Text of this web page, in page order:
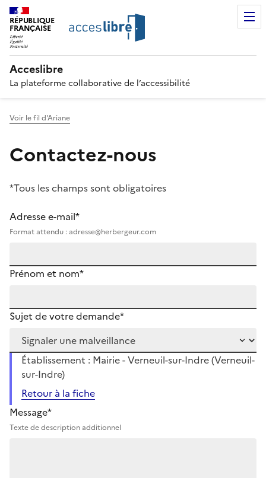
RÉPUBLIQUE
FRANÇAISE
Acceslibre
La plateforme collaborative de l’accessibilité
Voir le fil d'Ariane
Contactez-nous
*Tous les champs sont obligatoires
Adresse e-mail*
Format attendu : adresse@herbergeur.com
Prénom et nom*
Sujet de votre demande*
Établissement : Mairie - Verneuil-sur-Indre (Verneuil-
sur-Indre)
Retour à la fiche
Message*
Texte de description additionnel